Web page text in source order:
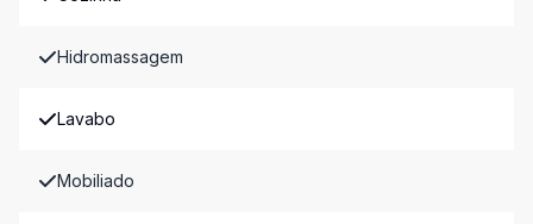
Hidromassagem
Lavabo
Mobiliado